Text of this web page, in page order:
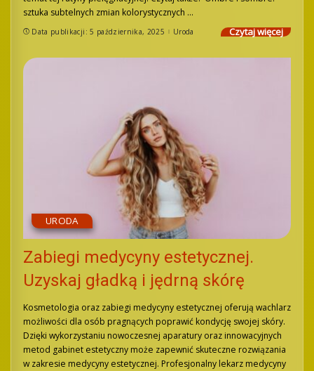
sztuka subtelnych zmian kolorystycznych ...
Data publikacji: 5 października, 2025 Uroda Czytaj więcej
URODA
Zabiegi medycyny estetycznej.
Uzyskaj gładką i jędrną skórę
Kosmetologia oraz zabiegi medycyny estetycznej oferują wachlarz
możliwości dla osób pragnących poprawić kondycję swojej skóry.
Dzięki wykorzystaniu nowoczesnej aparatury oraz innowacyjnych
metod gabinet estetyczny może zapewnić skuteczne rozwiązania
w zakresie medycyny estetycznej. Profesjonalny lekarz medycyny